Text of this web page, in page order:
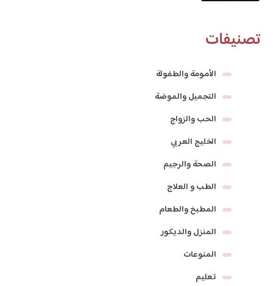
تصنيفات
الأمومة والطفولة
التجميل والموضة
الحب والزواج
الخليج العربي
الصحة والرجيم
الطب و العلاج
المطبخ والطعام
المنزل والديكور
المنوعات
تعليم